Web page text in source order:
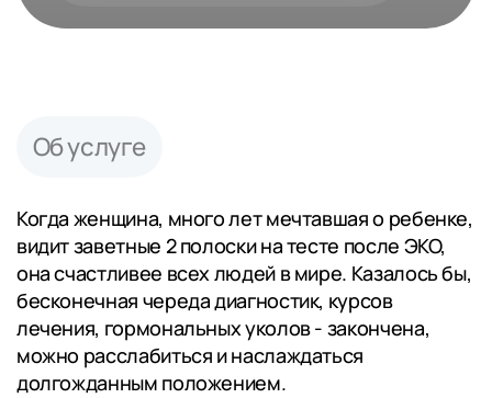
Об услуге
Когда женщина, много лет мечтавшая о ребенке,
видит заветные 2 полоски на тесте после ЭКО,
она счастливее всех людей в мире. Казалось бы,
бесконечная череда диагностик, курсов
лечения, гормональных уколов - закончена,
можно расслабиться и наслаждаться
долгожданным положением.